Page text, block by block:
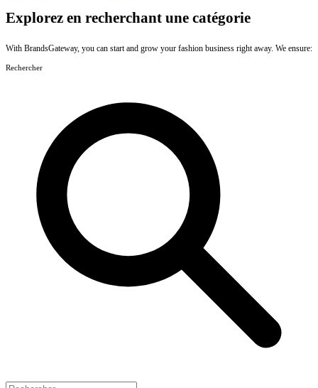
Explorez en recherchant une catégorie
With BrandsGateway, you can start and grow your fashion business right away. We ensure:
Rechercher